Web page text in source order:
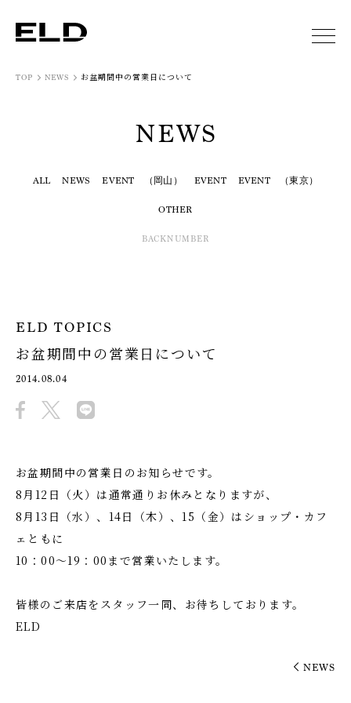
TOP NEWS お盆期間中の営業日について
NEWS
ALL NEWS EVENT （岡山） EVENT EVENT （東京）
OTHER
BACKNUMBER
ELD TOPICS
お盆期間中の営業日について
2014.08.04
お盆期間中の営業日のお知らせです。
8月12日（火）は通常通りお休みとなりますが、
8月13日（水）、14日（木）、15（金）はショップ・カフ
ェともに
10：00～19：00まで営業いたします。
皆様のご来店をスタッフ一同、お待ちしております。
ELD
NEWS